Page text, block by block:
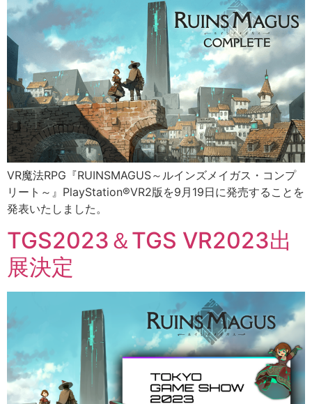
VR魔法RPG『RUINSMAGUS～ルインズメイガス・コンプ
リート～』PlayStation®VR2版を9月19日に発売することを
発表いたしました。
TGS2023＆TGS VR2023出
展決定